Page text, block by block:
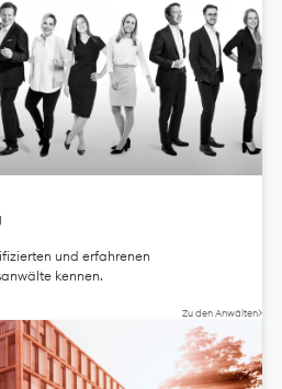
und erfahrenen
kennen.
Zu den Anwälten